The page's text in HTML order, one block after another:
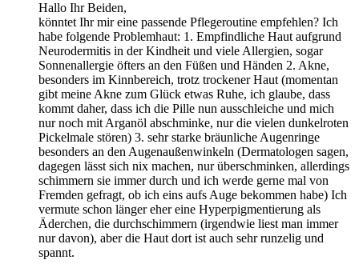
Hallo Ihr Beiden,
könntet Ihr mir eine passende Pflegeroutine empfehlen? Ich
habe folgende Problemhaut: 1. Empfindliche Haut aufgrund
Neurodermitis in der Kindheit und viele Allergien, sogar
Sonnenallergie öfters an den Füßen und Händen 2. Akne,
besonders im Kinnbereich, trotz trockener Haut (momentan
gibt meine Akne zum Glück etwas Ruhe, ich glaube, dass
kommt daher, dass ich die Pille nun ausschleiche und mich
nur noch mit Arganöl abschminke, nur die vielen dunkelroten
Pickelmale stören) 3. sehr starke bräunliche Augenringe
besonders an den Augenaußenwinkeln (Dermatologen sagen,
dagegen lässt sich nix machen, nur überschminken, allerdings
schimmern sie immer durch und ich werde gerne mal von
Fremden gefragt, ob ich eins aufs Auge bekommen habe) Ich
vermute schon länger eher eine Hyperpigmentierung als
Äderchen, die durchschimmern (irgendwie liest man immer
nur davon), aber die Haut dort ist auch sehr runzelig und
spannt.